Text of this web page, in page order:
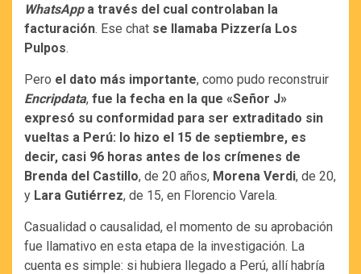
WhatsAppa través del cual controlaban la
facturación. Ese chat se llamaba Pizzería Los
Pulpos.
Pero el dato más importante, como pudo reconstruir
Encripdata, fue la fecha en la que «Señor J»
expresó su conformidad para ser extraditado sin
vueltas a Perú: lo hizo el 15 de septiembre, es
decir, casi 96 horas antes de los crímenes de
Brenda del Castillo, de 20 años, Morena Verdi, de 20,
y Lara Gutiérrez, de 15, en Florencio Varela.
Casualidad o causalidad, el momento de su aprobación
fue llamativo en esta etapa de la investigación. La
cuenta es simple: si hubiera llegado a Perú, allí habría